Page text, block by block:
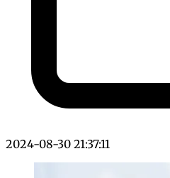
2024-08-30 21:37:11